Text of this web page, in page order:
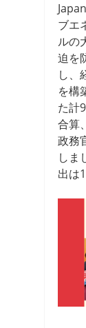
ブエ
ルの
迫を
し、
を構
た計
合算
政務
しま
出は